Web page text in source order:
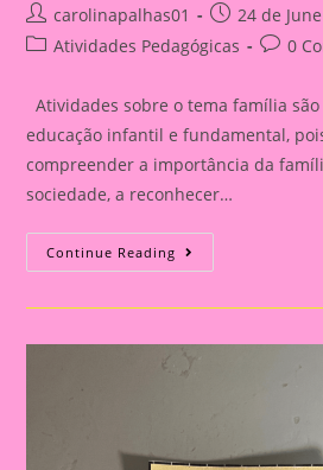
Post
author:
carolinapalhas01
Post
published:
24 de
PostAtividades Pedagógicas
Post0
Atividades sobre o tema família
educação infantil e fundamental,
compreender a importância da
sociedade, a reconhecer…
Continue Reading Atividade
Com